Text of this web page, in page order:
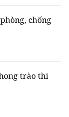
chống
trào thi